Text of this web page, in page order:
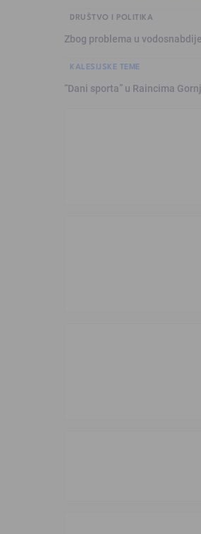
DRUŠTVO I POLITIKA
Zbog problema u
KALESIJSKE TEME
“Dani sporta” u Raincima